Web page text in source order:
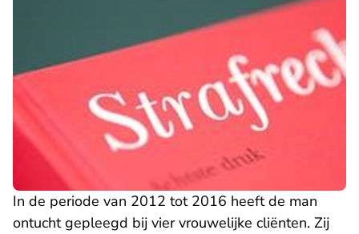
In de periode van 2012 tot 2016 heeft de man
ontucht gepleegd bij vier vrouwelijke cliënten. Zij